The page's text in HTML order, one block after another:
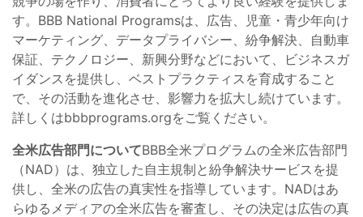
す。BBB National Programsは、広告、児童・青少年向け
マーケティング、データプライバシー、紛争解決、自動車
保証、テクノロジー、新興分野などにおいて、ビジネスガ
イダンスを提供し、ベストプラクティスを育成すること
で、その活動を進化させ、影響力を拡大し続けています。
詳しくはbbbprograms.orgをご覧ください。
全米広告部門についてBBB全米プログラムの全米広告部門
（NAD）は、独立した自主規制と紛争解決サービスを提
供し、全米の広告の真実性を指導しています。NADはあ
らゆるメディアの全米広告を審査し、その決定は広告の真